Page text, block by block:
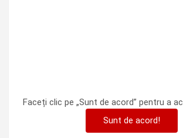
Faceți clic pe „Sunt de acord” pentru a
Sunt de acord!